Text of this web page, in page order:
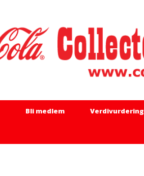
Bli medlem Verdivurdering